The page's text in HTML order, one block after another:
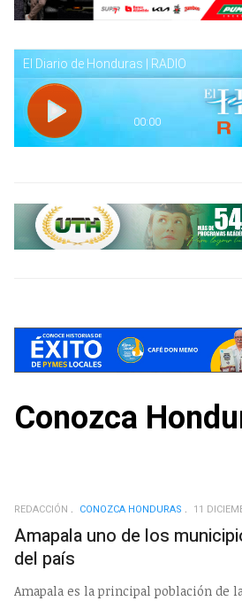
Conozca
REDACCIÓN CONOZCA HONDURAS 11
Amapala uno de los
del país
Amapala es la principal población de